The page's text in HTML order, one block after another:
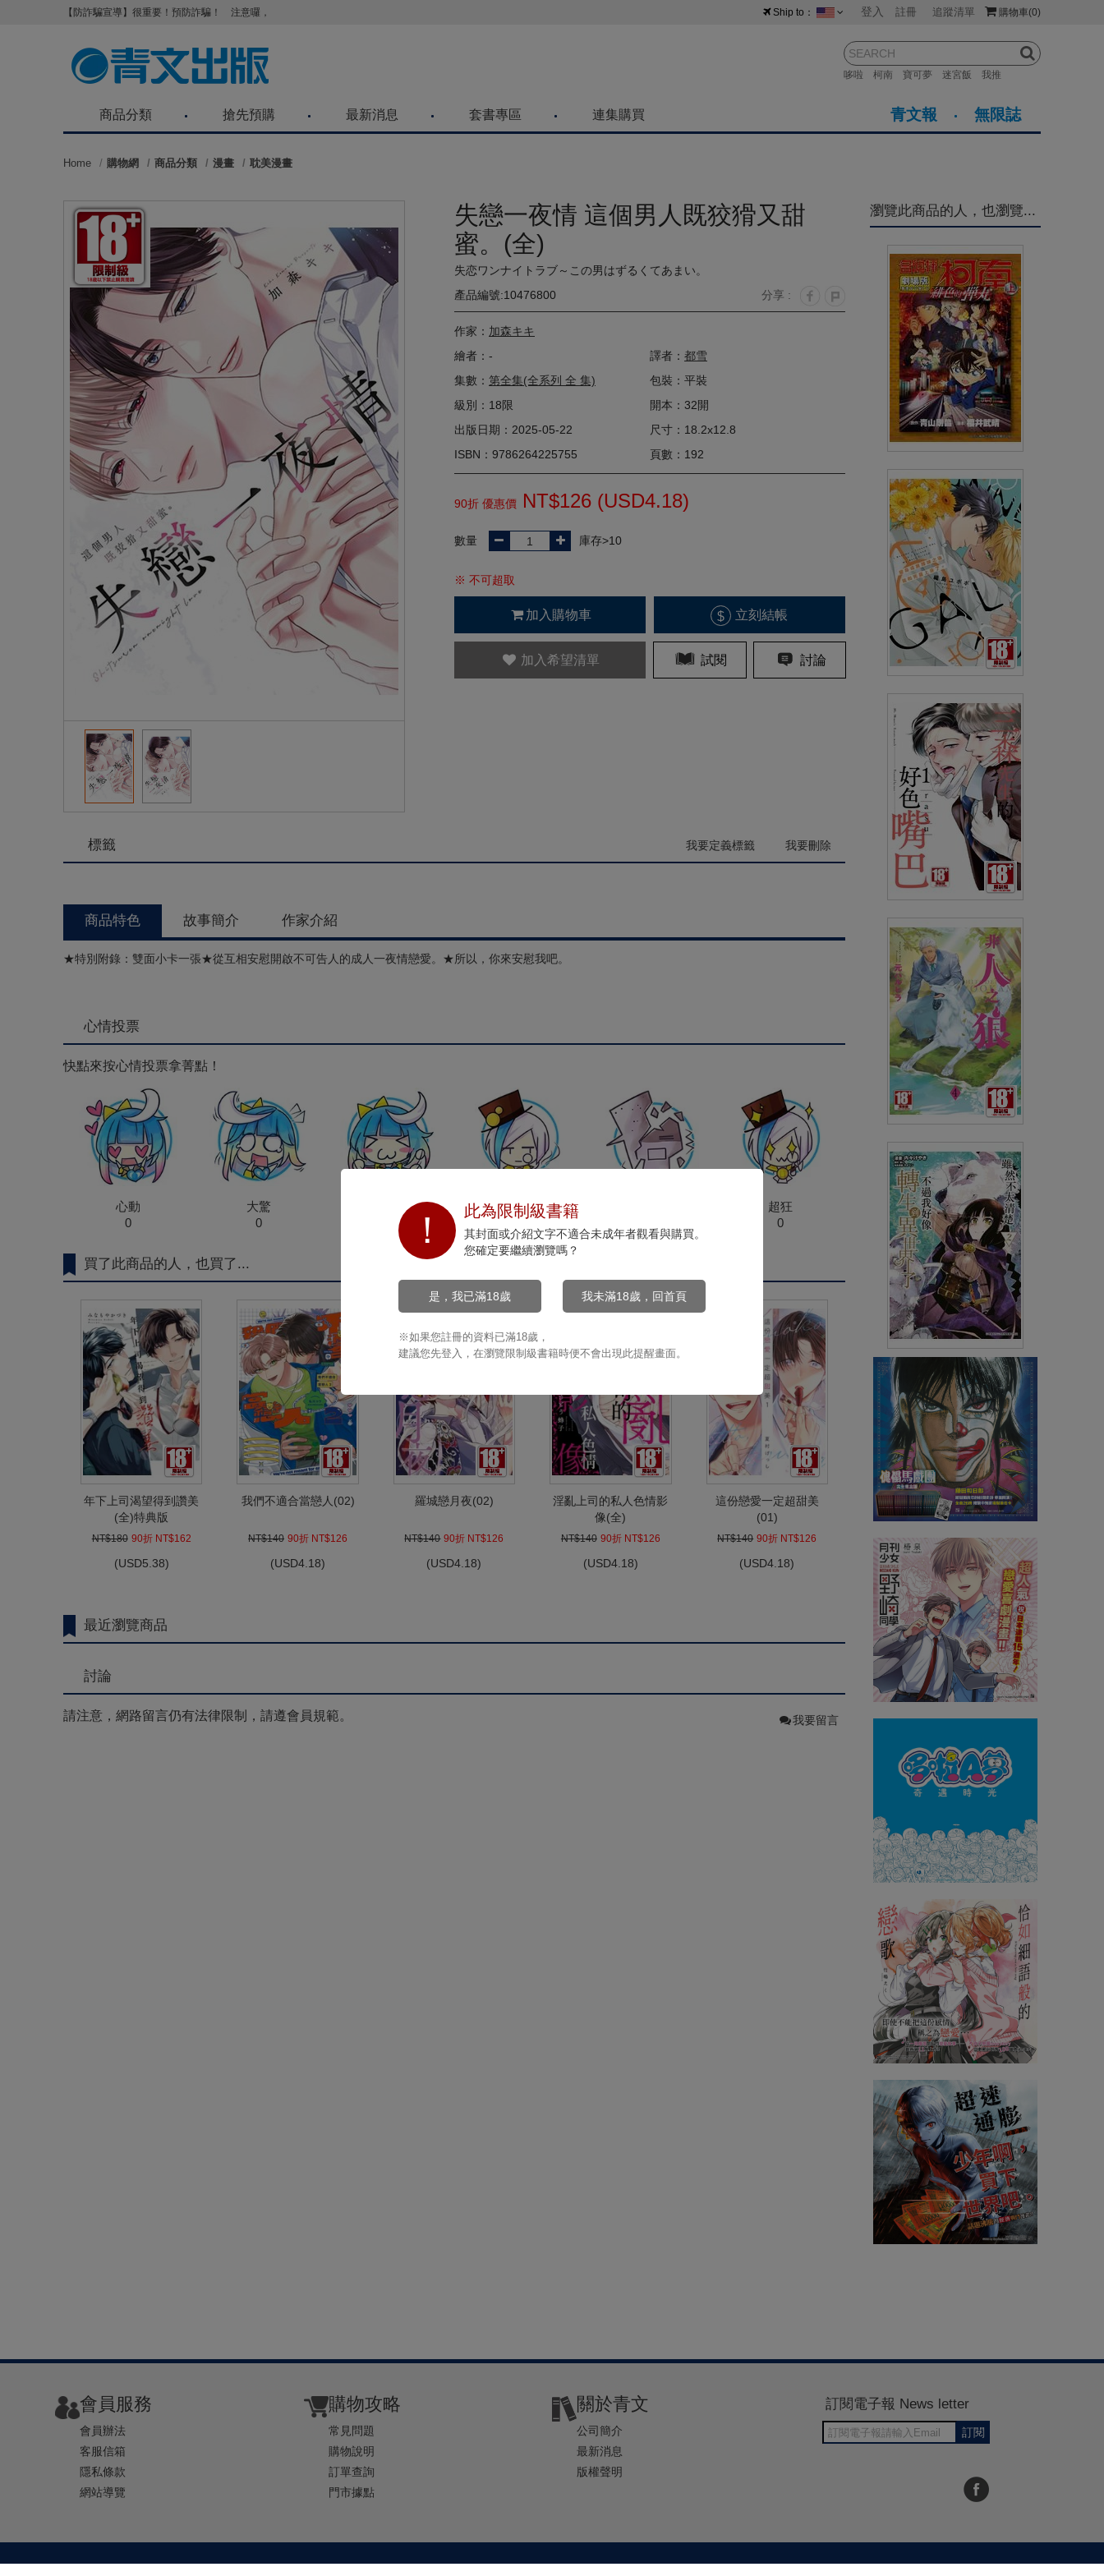
購物車(0)
登入 註冊 追蹤清單
哆啦 柯南 寶可夢 迷宮飯 我推
Ship to：
紐西蘭 馬來西亞
澳門 菲律賓
【防詐騙宣導】很重要！預防詐騙！ 注意囉，不要被騙了！請各位喜歡青文購物網的朋友們，提高警覺！
商品分類 搶先預購 最新消息 套書專區 連集購買 青文報 無限誌
Home 購物網 商品分類 漫畫 耽美漫畫
失戀一夜情 這個男人既狡猾又甜
蜜。(全)
失恋ワンナイトラブ～この男はずるくてあまい。
產品編號:10476800
分享 :
作家： 加森キキ
繪者：-
譯者： 都雪
集數： 第全集(全系列 全 集)
包裝：平裝
級別：18限
開本：32開
出版日期：2025-05-22
尺寸：18.2x12.8
ISBN：9786264225755
頁數：192
90折 優惠價 NT$126 (USD4.18)
數量 庫存>10
※ 不可超取
加入購物車 $ 立刻結帳
加入希望清單 試閱 討論
標籤 我要定義標籤 我要刪除
商品特色 故事簡介 作家介紹
★特別附錄：雙面小卡一張★從互相安慰開啟不可告人的成人一夜情戀愛。★所以，你來安慰我吧。
心情投票
快點來按心情投票拿菁點！
心動
0
大驚
0
沉默
0
超狂
0
買了此商品的人，也買了...
年下上司渴望得到讚美
(全)特典版
NT$180 90折 NT$162
(USD5.38)
我們不適合當戀人(02)
NT$140 90折 NT$126
(USD4.18)
羅城戀月夜(02)
NT$140 90折 NT$126
(USD4.18)
淫亂上司的私人色情影
像(全)
NT$140 90折 NT$126
(USD4.18)
這份戀愛一定超甜美
(01)
NT$140 90折 NT$126
(USD4.18)
最近瀏覽商品
討論
請注意，網路留言仍有法律限制，請遵會員規範。 我要留言
瀏覽此商品的人，也瀏覽...
名偵探柯南電影劇場版(24)緋色
的彈丸 上
NT$200 90折 NT$180 (USD5.98)
了。(04)END
NT$140 90折 NT$126 (USD4.18)
NT$140 90折 NT$126 USD4.18)
NT$140 90折 NT$126 USD4.18)
雖然不太清楚 不過我好像轉生
到異世界了(02)
NT$140 90折 NT$126 (USD4.18)
此為限制級書籍
其封面或介紹文字不適合未成年者觀看與購買。
您確定要繼續瀏覽嗎？
是，我已滿18歲 我未滿18歲，回首頁
※如果您註冊的資料已滿18歲，
建議您先登入，在瀏覽限制級書籍時便不會出現此提醒畫面。
會員服務
會員辦法
客服信箱
隱私條款
網站導覽
購物攻略
常見問題
購物說明
訂單查詢
門市據點
關於青文
公司簡介
最新消息
版權聲明
訂閱電子報 News letter
訂閱